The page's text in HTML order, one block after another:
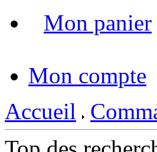
Mon panier
Mon compte
Accueil